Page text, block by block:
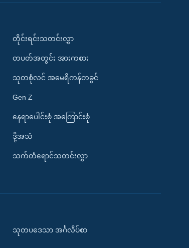
တိုင်းရင်းသတင်းလွှာ
တပတ်အတွင်း အားကစား
သုတစုံလင် အမေရိကန်တခွင်
Gen Z
နေရာပေါင်းစုံ အကြောင်းစုံ
ဒို့အသံ
သက်တံရောင်သတင်းလွှာ
သုတပဒေသာ အင်္ဂလိပ်စာ